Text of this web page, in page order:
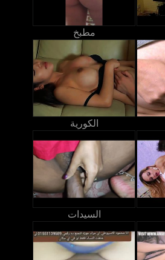
مطبخ
الكورية
السيدات